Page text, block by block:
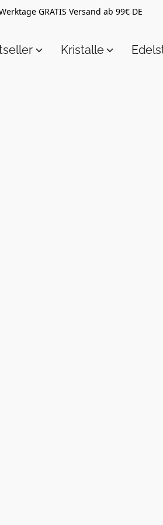
GRATIS Versand ab 99€ DE
Kristalle